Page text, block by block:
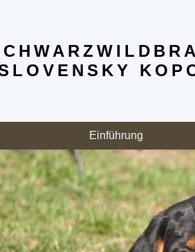
Einführung